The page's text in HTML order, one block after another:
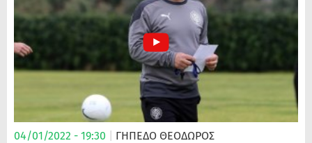
04/01/2022 - 19:30
ΓΗΠΕΔΟ ΘΕΟΔΩΡΟΣ